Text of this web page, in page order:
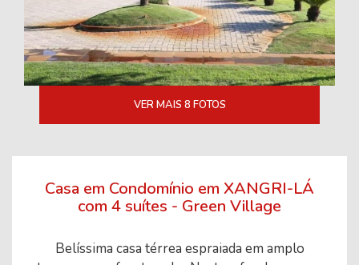
VER MAIS 8 FOTOS
Casa em Condomínio em XANGRI-LÁ
com 4 suítes - Green Village
Belíssima casa térrea espraiada em amplo